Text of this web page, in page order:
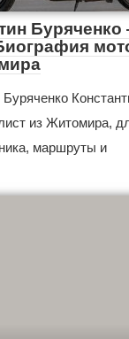
Буряченко
Буряченко
из Житомира,
маршруты и